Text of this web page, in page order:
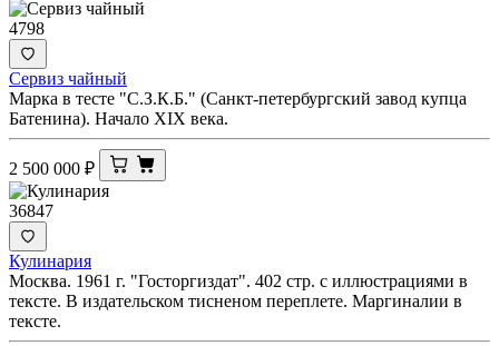
4798
Сервиз чайный
Марка в тесте "С.З.К.Б." (Санкт-петербургский завод купца
Батенина). Начало XIX века.
2 500 000 ₽
36847
Кулинария
Москва. 1961 г. "Госторгиздат". 402 стр. с иллюстрациями в
тексте. В издательском тисненом переплете. Маргиналии в
тексте.